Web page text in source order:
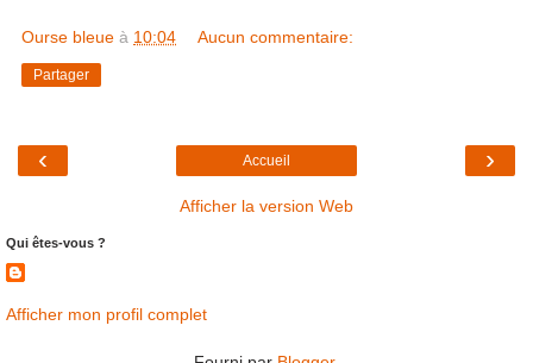
Ourse bleue à 10:04 Aucun commentaire:
Partager
‹ ›
Accueil
Afficher la version Web
Qui êtes-vous ?
Afficher mon profil complet